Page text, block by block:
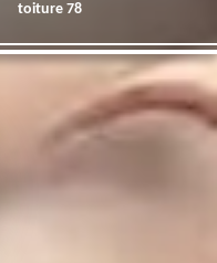
toiture 78